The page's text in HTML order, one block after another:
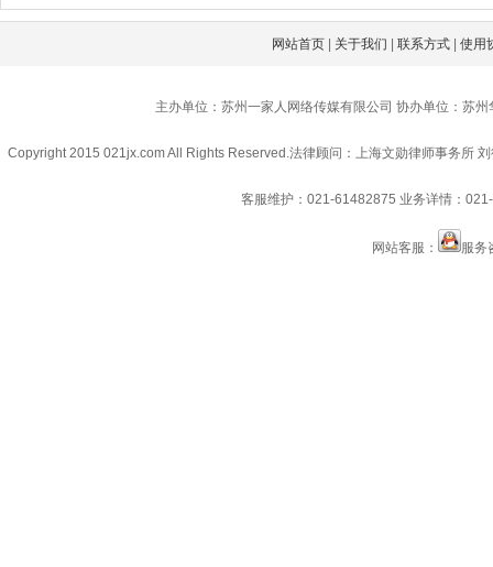
网站首页 关于我们 |联系方式 |使用
主办单位：苏州一家人网络传媒有限公司 协办单位：苏
Copyright 2015 021jx.com All Rights Reserved.法律顾问：上海文勋律师事务所
客服维护：021-61482875 业务详情：
网站客服： 服务